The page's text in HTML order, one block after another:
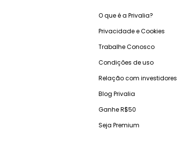
O que é a Privalia?
Privacidade e Cookies
Trabalhe Conosco
Condições de uso
Relação com investidores
Blog Privalia
Ganhe R$50
Seja Premium